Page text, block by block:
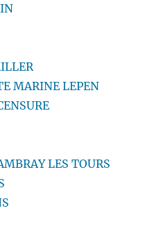
MARINE LEPEN
LES TOURS